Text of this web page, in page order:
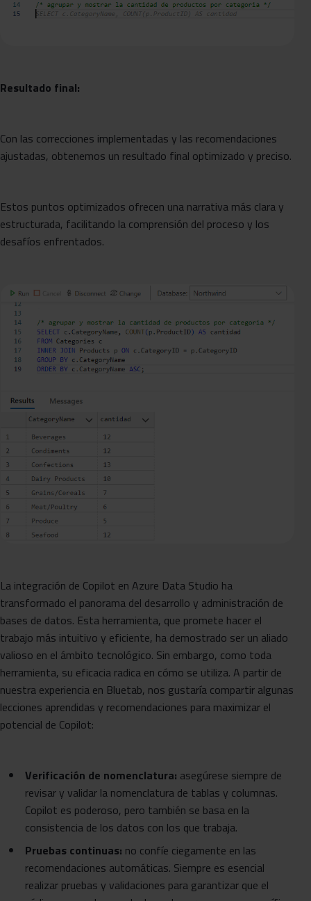
Resultado final:
Con las correcciones implementadas y las recomendaciones
ajustadas, obtenemos un resultado final optimizado y preciso.
Estos puntos optimizados ofrecen una narrativa más clara y
estructurada, facilitando la comprensión del proceso y los
desafíos enfrentados.
La integración de Copilot en Azure Data Studio ha
transformado el panorama del desarrollo y administración de
bases de datos. Esta herramienta, que promete hacer el
trabajo más intuitivo y eficiente, ha demostrado ser un aliado
valioso en el ámbito tecnológico. Sin embargo, como toda
herramienta, su eficacia radica en cómo se utiliza. A partir de
nuestra experiencia en Bluetab, nos gustaría compartir algunas
lecciones aprendidas y recomendaciones para maximizar el
potencial de Copilot:
Verificación de nomenclatura: asegúrese siempre de
revisar y validar la nomenclatura de tablas y columnas.
Copilot es poderoso, pero también se basa en la
consistencia de los datos con los que trabaja.
Pruebas continuas: no confíe ciegamente en las
recomendaciones automáticas. Siempre es esencial
realizar pruebas y validaciones para garantizar que el